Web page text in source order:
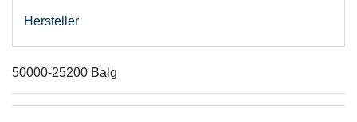
Hersteller
50000-25200 Balg